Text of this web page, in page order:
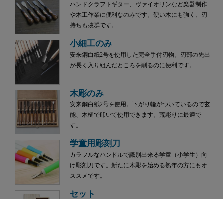
ハンドクラフトギター、ヴァイオリンなど楽器制作
や木工作業に便利なのみです。硬い木にも強く、刃
持ちも抜群です。
小細工のみ
安来鋼白紙2号を使用した完全手付刃物。刃部の先出
が長く入り組んだところを削るのに便利です。
木彫のみ
安来鋼白紙2号を使用。下がり輪がついているので玄
能、木槌で叩いて使用できます。荒彫りに最適で
す。
学童用彫刻刀
カラフルなハンドルで識別出来る学童（小学生）向
け彫刻刀です。新たに木彫を始める熟年の方にもオ
ススメです。
セット